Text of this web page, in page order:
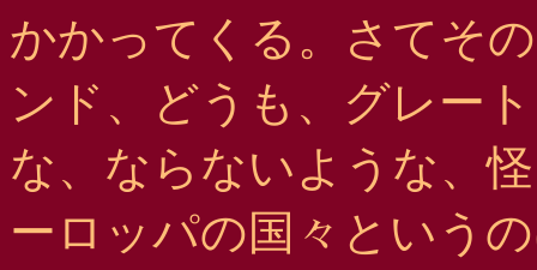
かかってくる。さてそ
ンド、どうも、グレー
な、ならないような、
ーロッパの国々という